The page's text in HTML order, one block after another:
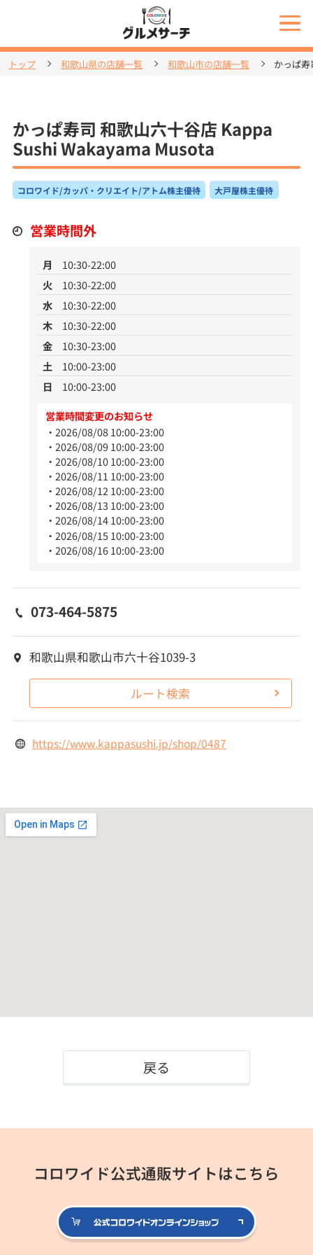
トップ 和歌山県の店舗一覧 和歌山市の店舗一覧 かっぱ
かっぱ寿司 和歌山六十谷店 Kappa
Sushi Wakayama Musota
コロワイド/カッパ・クリエイト/アトム株主優待 大戸屋株主優待
営業時間外
月
10:30-22:00
火
10:30-22:00
水
10:30-22:00
木
10:30-22:00
金
10:30-23:00
土
10:00-23:00
日
10:00-23:00
営業時間変更のお知らせ
2026/08/08 10:00-23:00
2026/08/09 10:00-23:00
2026/08/10 10:00-23:00
2026/08/11 10:00-23:00
2026/08/12 10:00-23:00
2026/08/13 10:00-23:00
2026/08/14 10:00-23:00
2026/08/15 10:00-23:00
2026/08/16 10:00-23:00
073-464-5875
和歌山県和歌山市六十谷1039-3
ルート検索
https://www.kappasushi.jp/shop/0487
戻る
コロワイド公式通販サイトはこちら
公式コロ